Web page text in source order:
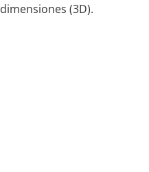
dimensiones (3D).